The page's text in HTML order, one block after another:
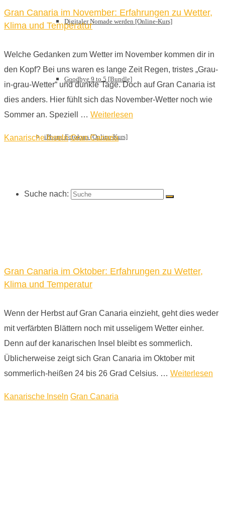
Digitaler Nomade werden [Online-Kurs]
Goodbye 9 to 5 [Bundle]
iPhone Fotokurs [Online-Kurs]
Suche nach:
Gran Canaria im November: Erfahrungen zu Wetter,
Klima und Temperatur
Welche Gedanken zum Wetter im November kommen dir in
den Kopf? Bei uns waren es lange Zeit Regen, tristes „Grau-
in-grau-Wetter“ und dunkle Tage. Doch auf Gran Canaria ist
dies anders. Hier fühlt sich das November-Wetter noch wie
Sommer an. Speziell … Weiterlesen
Kanarische Inseln Gran Canaria
Gran Canaria im Oktober: Erfahrungen zu Wetter,
Klima und Temperatur
Wenn der Herbst auf Gran Canaria einzieht, geht dies weder
mit verfärbten Blättern noch mit usseligem Wetter einher.
Denn auf der kanarischen Insel bleibt es sommerlich.
Üblicherweise zeigt sich Gran Canaria im Oktober mit
sommerlich-heißen 24 bis 26 Grad Celsius. … Weiterlesen
Kanarische Inseln Gran Canaria